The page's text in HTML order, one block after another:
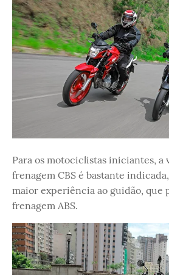
Para os motociclistas iniciantes, a
frenagem CBS é bastante
maior experiência ao guidão, que
frenagem ABS.